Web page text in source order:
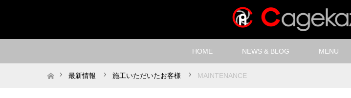
HOME NEWS & BLOG MENU
ホーム最新情報 施工いただいたお客様 MAINTENANCE